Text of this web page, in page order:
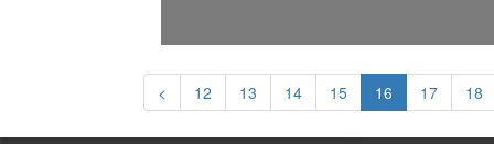
< 12 13 14 15 16 17 18